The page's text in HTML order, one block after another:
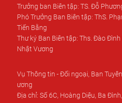
Trưởng ban Biên tập: TS. Đỗ
Phó Trưởng Ban Biên tập: ThS.
Tiến Bằng
Thư ký Ban Biên tập: Ths. Đào
Nhật Vương
Vụ Thông tin - Đối ngoại, Ban
ương
Địa chỉ: Số 6C, Hoàng Diệu, Ba